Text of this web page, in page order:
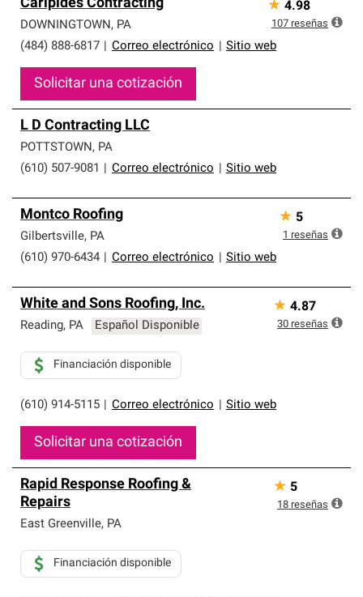
Caripides Contracting
DOWNINGTOWN, PA
(484) 888-6817
Correo electrónico Sitio web
Solicitar una cotización
★ 4.98
107 reseñas
L D Contracting LLC
POTTSTOWN, PA
(610) 507-9081
Correo electrónico Sitio web
Montco Roofing
Gilbertsville, PA
(610) 970-6434
Correo electrónico Sitio web
★ 5
1 reseñas
White and Sons Roofing, Inc.
Reading, PA Español Disponible
(610) 914-5115 Correo electrónico Sitio web
Financiación disponible
Solicitar una cotización
★ 4.87
30 reseñas
Rapid Response Roofing &
Repairs
East Greenville, PA
Financiación disponible
★ 5
18 reseñas